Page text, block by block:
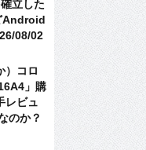
立した
Android
08/02
）コロ
」購
レビュ
のか？